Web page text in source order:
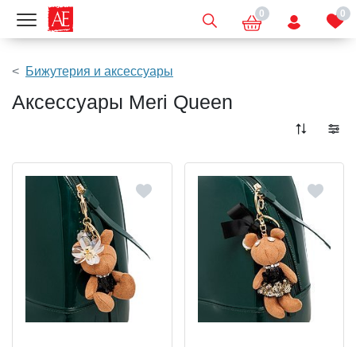
Показать меню 0 0
Бижутерия и аксессуары
Аксессуары Meri Queen